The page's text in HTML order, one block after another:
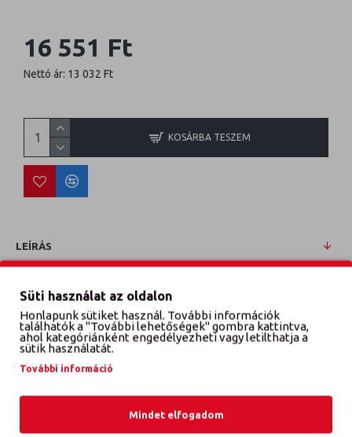
16 551 Ft
Nettó ár: 13 032 Ft
KOSÁRBA TESZEM
LEÍRÁS
Levegős spiráltömlő 8mmx12mmx8m 1/4" külső men. Csatl.
VÉLEMÉNYEK
Süti használat az oldalon
Honlapunk sütiket használ. További információk
találhatók a "További lehetőségek" gombra kattintva,
ahol kategóriánként engedélyezheti vagy letilthatja a
sütik használatát.
További információ
Mindet elfogadom